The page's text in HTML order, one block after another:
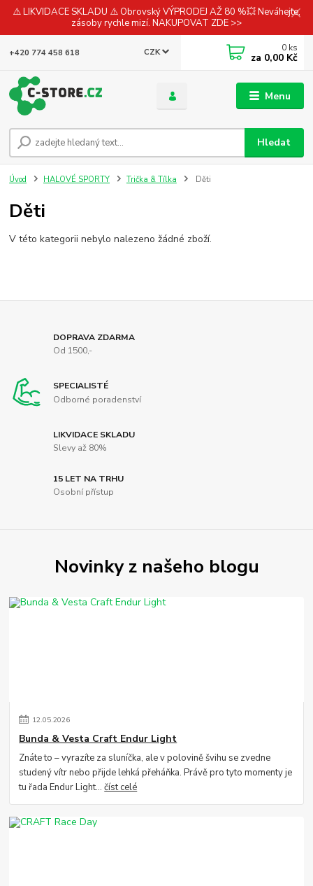
⚠️ LIKVIDACE SKLADU ⚠️ Obrovský VÝPRODEJ AŽ 80 %💥 Neváhejte,
zásoby rychle mizí. NAKUPOVAT ZDE >>
Menu
CZK
Hledat
+420 774 458 618 0 ks
za 0,00 Kč
Úvod HALOVÉ SPORTY Trička & Tílka Děti
Děti
V této kategorii nebylo nalezeno žádné zboží.
DOPRAVA ZDARMA
Od 1500,-
SPECIALISTÉ
Odborné poradenství
LIKVIDACE SKLADU
Slevy až 80%
15 LET NA TRHU
Osobní přístup
Novinky z našeho blogu
12.05.2026
Bunda & Vesta Craft Endur Light
Znáte to – vyrazíte za sluníčka, ale v polovině švihu se zvedne
studený vítr nebo přijde lehká přeháňka. Právě pro tyto momenty je
tu řada Endur Light...číst celé